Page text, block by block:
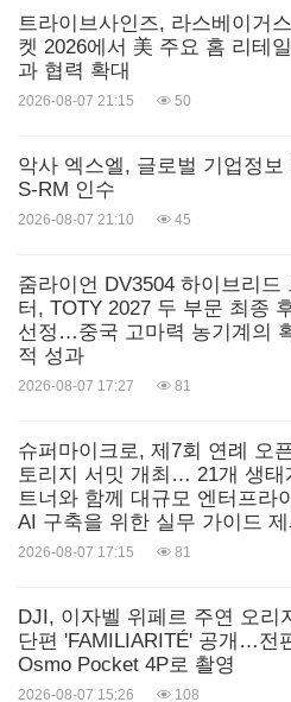
트라이브사인즈, 라스베이거
켓 2026에서 美 주요 홈 리테
과 협력 확대
2026-08-07 21:15 50
악사 엑스엘, 글로벌 기업정
S-RM 인수
2026-08-07 21:10 45
줌라이언 DV3504 하이브리드
터, TOTY 2027 두 부문 최종
선정…중국 고마력 농기계의
적 성과
2026-08-07 17:27 81
슈퍼마이크로, 제7회 연례 오
토리지 서밋 개최… 21개 생태
트너와 함께 대규모 엔터프라
AI 구축을 위한 실무 가이드 제
2026-08-07 17:15 81
DJI, 이자벨 위페르 주연 오리
단편 'FAMILIARITÉ' 공개…전
Osmo Pocket 4P로 촬영
2026-08-07 15:26 108